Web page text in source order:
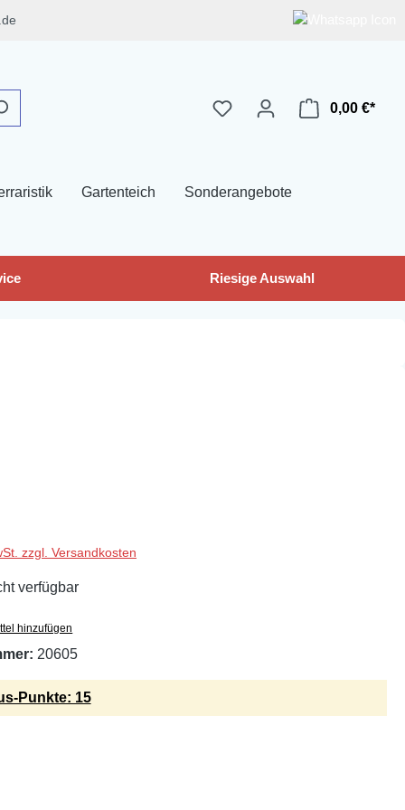
0,00 €*
Gartenteich Sonderangebote
Riesige Auswahl
zzgl. Versandkosten
verfügbar
hinzufügen
20605
Punkte: 15